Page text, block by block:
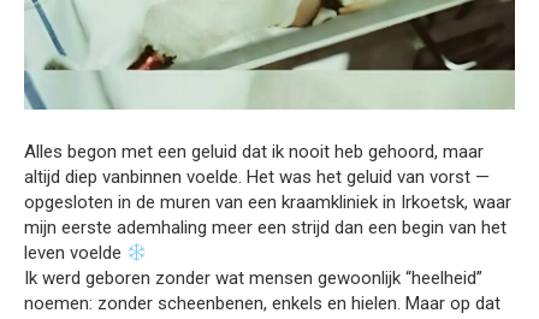
Alles begon met een geluid dat ik nooit heb gehoord, maar
altijd diep vanbinnen voelde. Het was het geluid van vorst —
opgesloten in de muren van een kraamkliniek in Irkoetsk, waar
mijn eerste ademhaling meer een strijd dan een begin van het
leven voelde
Ik werd geboren zonder wat mensen gewoonlijk “heelheid”
noemen: zonder scheenbenen, enkels en hielen. Maar op dat